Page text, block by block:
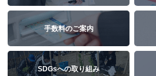
手数料のご案内
SDGsへの取り組み